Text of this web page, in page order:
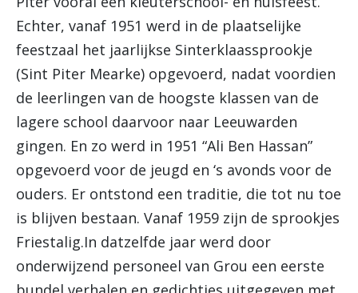
Echter, vanaf 1951 werd in de plaatselijke
feestzaal het jaarlijkse Sinterklaassprookje
(Sint Piter Mearke) opgevoerd, nadat voordien
de leerlingen van de hoogste klassen van de
lagere school daarvoor naar Leeuwarden
gingen. En zo werd in 1951 “Ali Ben Hassan”
opgevoerd voor de jeugd en ‘s avonds voor de
ouders. Er ontstond een traditie, die tot nu toe
is blijven bestaan. Vanaf 1959 zijn de sprookjes
Friestalig.In datzelfde jaar werd door
onderwijzend personeel van Grou een eerste